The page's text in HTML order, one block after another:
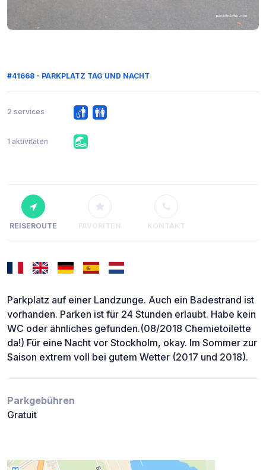
#41668 - PARKPLATZ TAG UND NACHT
2 services
1 aktivitäten
REISEROUTE FAVORITEN KONTAKT
Parkplatz auf einer Landzunge. Auch ein Badestrand ist
vorhanden. Parken ist für 24 Stunden erlaubt. Habe kein
WC oder ähnliches gefunden.(08/2018 Chemietoilette
da!) Für eine Nacht vor Stockholm, okay. Im Sommer zur
Saison extrem voll bei gutem Wetter (2017 und 2018).
Parkgebühren
Gratuit